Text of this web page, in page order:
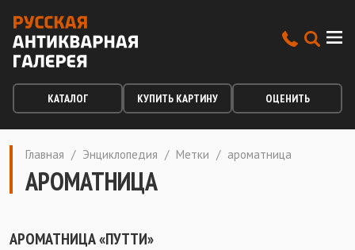
КАТАЛОГ КУПИТЬ КАРТИНУ ОЦЕНИТЬ
Главная / Энциклопедия / Метки / ароматница
АРОМАТНИЦА
АРОМАТНИЦА «ПУТТИ»